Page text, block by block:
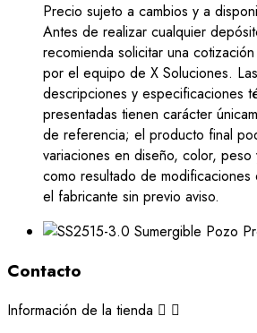
Precio sujeto a cambios y a
Antes de realizar cualquier
recomienda solicitar una
por el equipo de X Soluciones.
descripciones y especificaciones
presentadas tienen carácter
de referencia; el producto final
variaciones en diseño, color, peso
como resultado de
el fabricante sin previo aviso.
Contacto
Información de la tienda  